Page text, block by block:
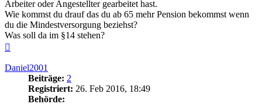
Arbeiter oder Angestellter gearbeitet hast.
Wie kommst du drauf das du ab 65 mehr Pension bekommst wenn
du die Mindestversorgung beziehst?
Was soll da im §14 stehen?
Daniel2001
Beiträge: 2
Registriert: 26. Feb 2016, 18:49
Behörde: